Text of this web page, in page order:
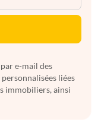
e-mail des
liées
immobiliers, ainsi